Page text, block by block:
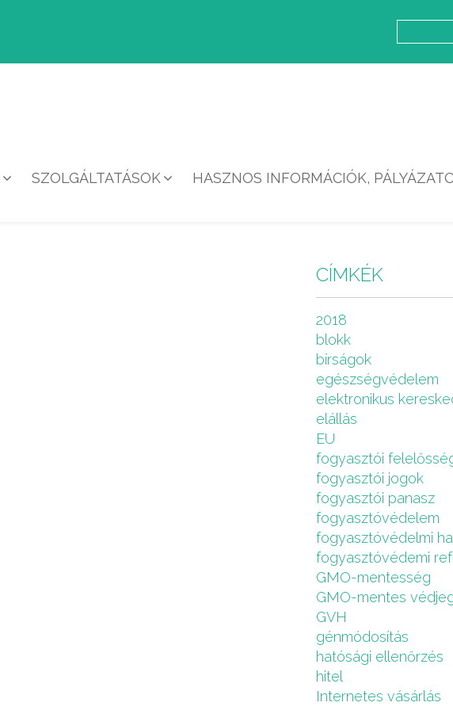
SZOLGÁLTATÁSOK HASZNOS INFORMÁCIÓK,
CÍMKÉK
2018
blokk
bírságok
egészségvédelem
elektronikus
elállás
EU
fogyasztói
fogyasztói jogok
fogyasztói panasz
fogyasztóvédelem
fogyasztóvédelmi
fogyasztóvédemi
GMO-mentesség
GMO-mentes
GVH
génmódosítás
hatósági ellenőrzés
hitel
Internetes vásárlás